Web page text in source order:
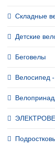
Складные
Детские
Беговелы
Велосипед -